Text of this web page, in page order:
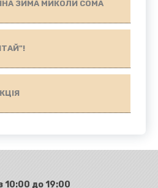
ЗИМА МИКОЛИ СОМА
10:00 до 19:00